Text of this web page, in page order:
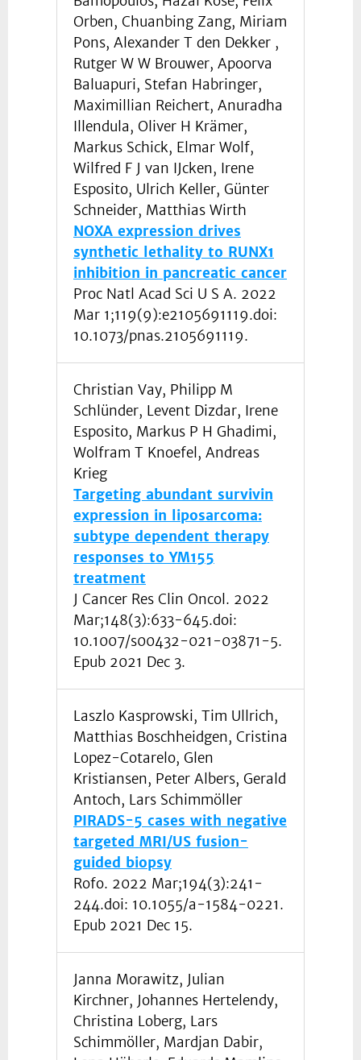
Orben, Chuanbing Zang, Miriam
Pons, Alexander T den Dekker ,
Rutger W W Brouwer, Apoorva
Baluapuri, Stefan Habringer,
Maximillian Reichert, Anuradha
Illendula, Oliver H Krämer,
Markus Schick, Elmar Wolf,
Wilfred F J van IJcken, Irene
Esposito, Ulrich Keller, Günter
Schneider, Matthias Wirth
NOXA expression drives
synthetic lethality to RUNX1
inhibition in pancreatic cancer
Proc Natl Acad Sci U S A. 2022
Mar 1;119(9):e2105691119.doi:
10.1073/pnas.2105691119.
Christian Vay, Philipp M
Schlünder, Levent Dizdar, Irene
Esposito, Markus P H Ghadimi,
Wolfram T Knoefel, Andreas
Krieg
Targeting abundant survivin
expression in liposarcoma:
subtype dependent therapy
responses to YM155
treatment
J Cancer Res Clin Oncol. 2022
Mar;148(3):633-645.doi:
10.1007/s00432-021-03871-5.
Epub 2021 Dec 3.
Laszlo Kasprowski, Tim Ullrich,
Matthias Boschheidgen, Cristina
Lopez-Cotarelo, Glen
Kristiansen, Peter Albers, Gerald
Antoch, Lars Schimmöller
PIRADS-5 cases with negative
targeted MRI/US fusion-
guided biopsy
Rofo. 2022 Mar;194(3):241-
244.doi: 10.1055/a-1584-0221.
Epub 2021 Dec 15.
Janna Morawitz, Julian
Kirchner, Johannes Hertelendy,
Christina Loberg, Lars
Schimmöller, Mardjan Dabir,